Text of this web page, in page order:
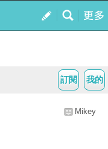
我的
訂閱
Mikey